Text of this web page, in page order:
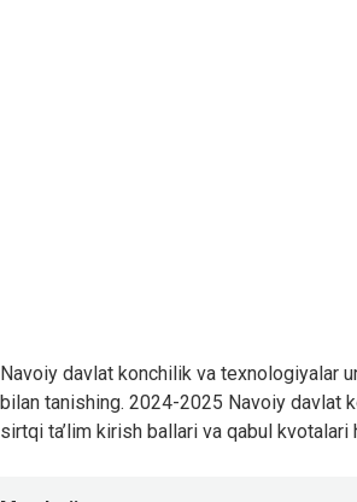
Navoiy davlat konchilik va texnologiyalar
bilan tanishing. 2024-2025 Navoiy davlat
sirtqi ta’lim kirish ballari va qabul kvotalari